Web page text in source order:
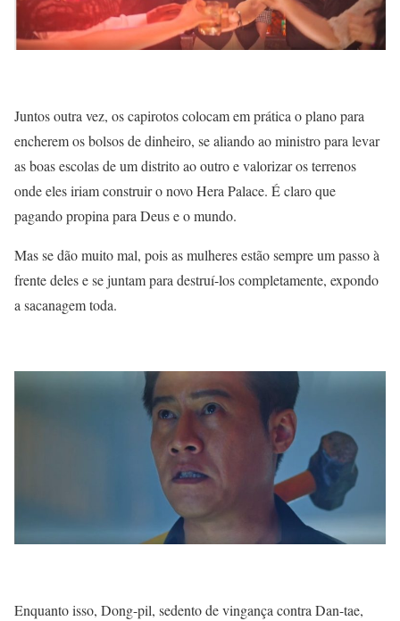
Juntos outra vez, os capirotos colocam em prática o plano para
encherem os bolsos de dinheiro, se aliando ao ministro para levar
as boas escolas de um distrito ao outro e valorizar os terrenos
onde eles iriam construir o novo Hera Palace. É claro que
pagando propina para Deus e o mundo.
Mas se dão muito mal, pois as mulheres estão sempre um passo à
frente deles e se juntam para destruí-los completamente, expondo
a sacanagem toda.
Enquanto isso, Dong-pil, sedento de vingança contra Dan-tae,